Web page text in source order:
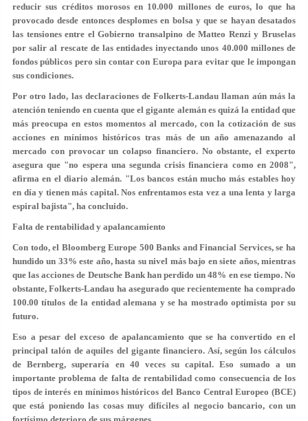
reducir sus créditos morosos en 10.000 millones de euros, lo que ha
provocado desde entonces desplomes en bolsa y que se hayan desatados
las tensiones entre el Gobierno transalpino deMatteo Renziy Bruselas
por salir al rescate de las entidadesinyectando unos 40.000 millones de
fondos públicos pero sin contar con Europa para evitar que le impongan
sus condiciones.
Por otro lado, las declaraciones de Folkerts-Landau llaman aún más la
atención teniendo en cuenta que el gigante alemán es quizá la entidad que
más preocupa en estos momentos al mercado, con la cotización de sus
acciones en mínimos históricos tras más de un año amenazando al
mercado conprovocar un colapso financiero. No obstante, el experto
asegura que "no espera una segunda crisis financiera como en 2008",
afirma en el diario alemán. "Los bancos están mucho más estables hoy
en día y tienen más capital. Nos enfrentamos esta vez a una lenta y larga
espiral bajista", ha concluido.
Falta de rentabilidad y apalancamiento
Con todo, el Bloomberg Europe 500 Banks and Financial Services,se ha
hundido un 33% este año, hasta su nivel más bajo en siete años, mientras
que las acciones de Deutsche Bank han perdido un 48% en ese tiempo. No
obstante, Folkerts-Landau ha asegurado que recientemente ha comprado
100.00 títulos de la entidad alemana y se ha mostrado optimista por su
futuro.
Eso a pesar del exceso de apalancamiento que se ha convertido en el
principal talón de aquiles del gigante financiero. Así, según los cálculos
de Bernberg, superaría en 40 veces su capital. Eso sumado a un
importante problema de falta de rentabilidad como consecuencia de los
tipos de interés en mínimos históricos del Banco Central Europeo (BCE)
que está poniendo las cosas muy difíciles al negocio bancario, con un